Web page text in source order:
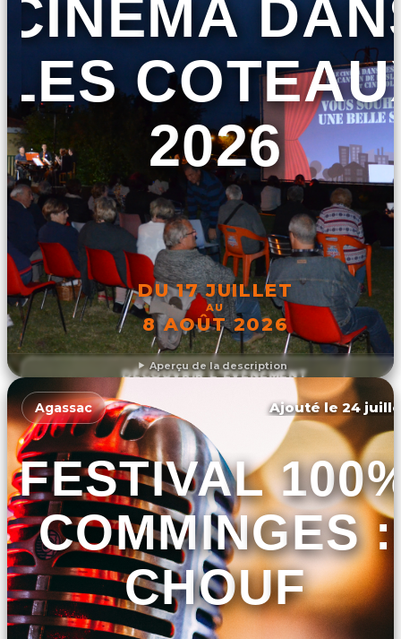
Aperçu de la description
CINÉMA
LES
2026
DU 17 JUILLET
AU
8 AOÛT 2026
DÉCOUVRIR L'ÉVÉNEMENT
Agassac Ajouté le 24
FESTIVAL
COMMINGES :
CHOUF